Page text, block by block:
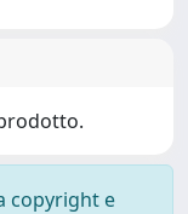
copyright e